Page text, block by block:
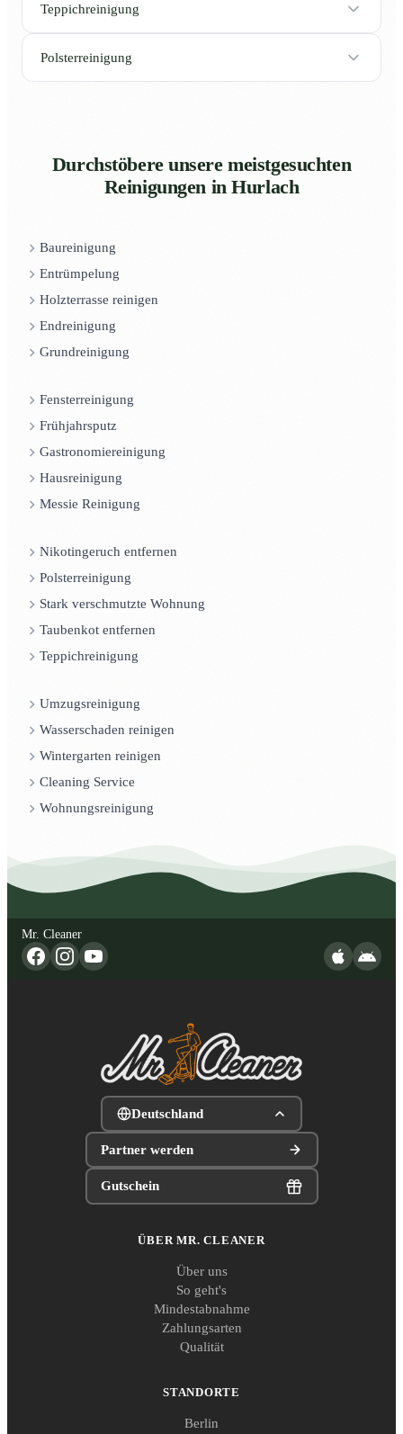
Teppichreinigung
Polsterreinigung
Durchstöbere unsere meistgesuchten
Reinigungen in Hurlach
Baureinigung
Entrümpelung
Holzterrasse reinigen
Endreinigung
Grundreinigung
Fensterreinigung
Frühjahrsputz
Gastronomiereinigung
Hausreinigung
Messie Reinigung
Nikotingeruch entfernen
Polsterreinigung
Stark verschmutzte Wohnung
Taubenkot entfernen
Teppichreinigung
Umzugsreinigung
Wasserschaden reinigen
Wintergarten reinigen
Cleaning Service
Wohnungsreinigung
Mr. Cleaner
Deutschland
Partner werden
Gutschein
ÜBER MR. CLEANER
Über uns
So geht's
Mindestabnahme
Zahlungsarten
Qualität
STANDORTE
Berlin